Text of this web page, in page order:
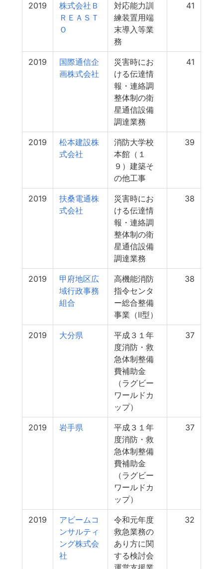
2019
株式会社Ｂ
ＲＥＡＳＴ
Ｏ
対応能力訓
練装置用端
末導入等業
務
41
2019
国際通信企
画株式会社
災害時にお
ける伝達情
報・連絡調
整体制の衛
星通信設備
調達業務
41
2019
松本建設株
式会社
消防大学校
本館（１
９）建築そ
の他工事
39
2019
扶桑電通株
式会社
災害時にお
ける伝達情
報・連絡調
整体制の衛
星通信設備
調達業務
38
2019
甲府地区広
域行政事務
組合
高機能消防
指令センタ
ー総合整備
事業（Ⅱ型）
38
2019 大分県
平成３１年
度消防・救
急体制整備
費補助金
（ラグビー
ワールドカ
ップ）
37
2019 岩手県
平成３１年
度消防・救
急体制整備
費補助金
（ラグビー
ワールドカ
ップ）
37
2019
アビームコ
ンサルティ
ング株式会
社
令和元年度
救急業務の
あり方に関
する検討会
32